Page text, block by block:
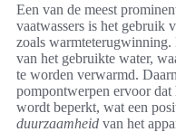
Een van de meest
vaatwassers is het gebruik
zoals
van het gebruikte water,
te worden verwarmd.
pompontwerpen ervoor
wordt beperkt, wat een
duurzaamheid van het